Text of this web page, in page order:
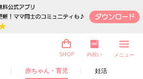
赤ちゃん・育児 妊活
SHOP 内祝い メニュー